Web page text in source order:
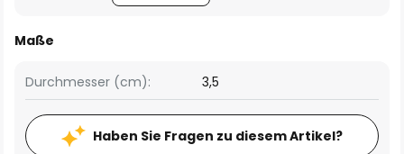
Maße
Durchmesser (cm): 3,5
Haben Sie Fragen zu diesem Artikel?